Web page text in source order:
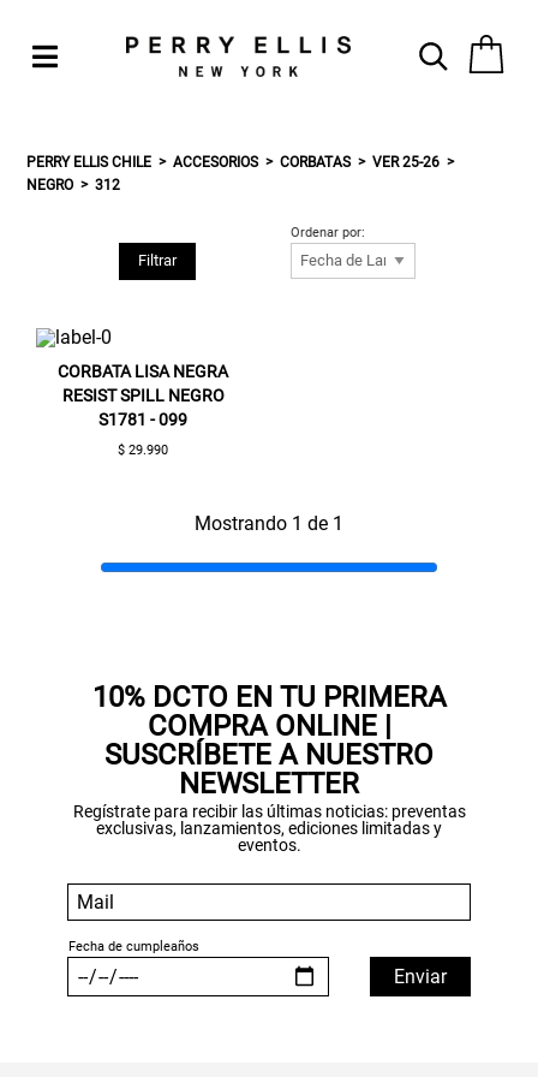
PERRY ELLIS CHILE ACCESORIOS CORBATAS
VER 25-26
NEGRO
312
Filtrar
Ordenar por:
CORBATA LISA NEGRA
RESIST SPILL NEGRO
S1781 - 099
$ 29.990
Mostrando 1 de 1
10% DCTO EN TU PRIMERA
COMPRA ONLINE |
SUSCRÍBETE A NUESTRO
NEWSLETTER
Regístrate para recibir las últimas noticias: preventas
exclusivas, lanzamientos, ediciones limitadas y
eventos.
Aquí esta tu cupón, usalo en tu siguiente
compra. Valido por 72 hrs.
SUSPE01